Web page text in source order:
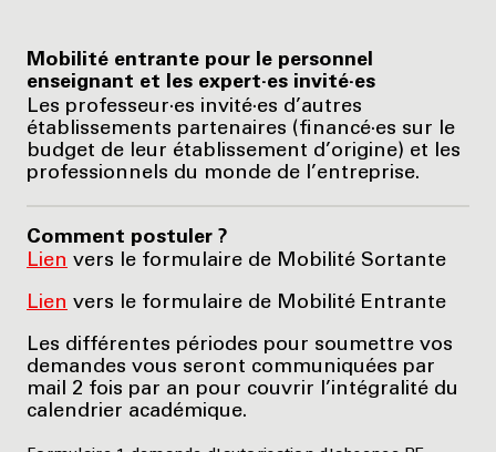
Mobilité entrante pour le personnel
enseignant et les expert·es invité·es
Les professeur·es invité·es d’autres
établissements partenaires (financé·es sur le
budget de leur établissement d’origine) et les
professionnels du monde de l’entreprise.
Comment postuler ?
Lien vers le formulaire de Mobilité Sortante
Lien vers le formulaire de Mobilité Entrante
Les différentes périodes pour soumettre vos
demandes vous seront communiquées par
mail 2 fois par an pour couvrir l’intégralité du
calendrier académique.